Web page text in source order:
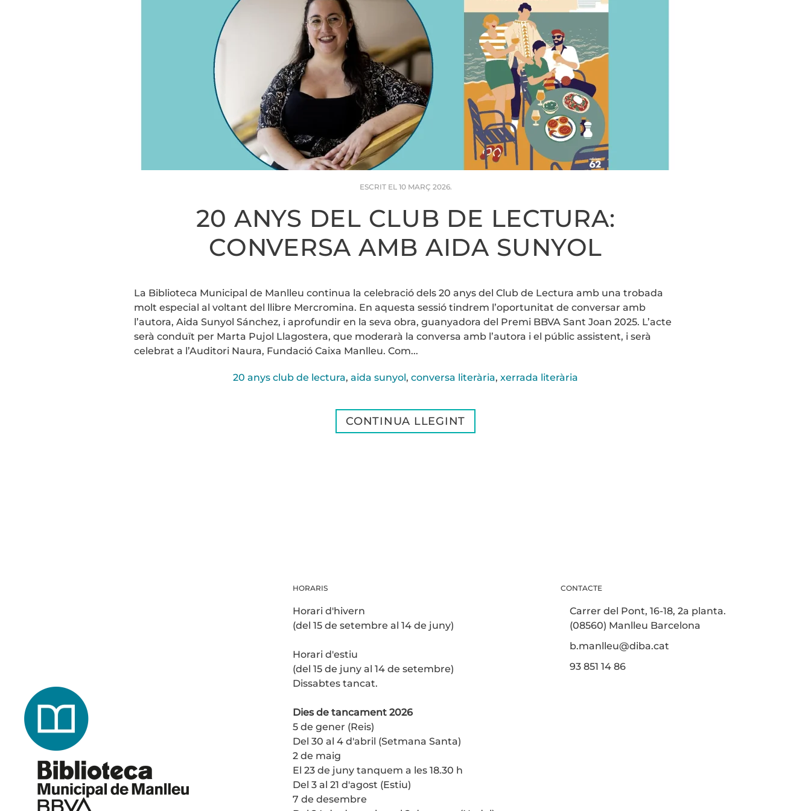
ESCRIT EL 10 MARÇ 2026.
20 ANYS DEL CLUB DE LECTURA:
CONVERSA AMB AIDA SUNYOL
La Biblioteca Municipal de Manlleu continua la celebració dels 20 anys del Club de Lectura amb una trobada
molt especial al voltant del llibre Mercromina. En aquesta sessió tindrem l’oportunitat de conversar amb
l’autora, Aida Sunyol Sánchez, i aprofundir en la seva obra, guanyadora del Premi BBVA Sant Joan 2025. L’acte
serà conduït per Marta Pujol Llagostera, que moderarà la conversa amb l’autora i el públic assistent, i serà
celebrat a l’Auditori Naura, Fundació Caixa Manlleu. Com...
20 anys club de lectura, aida sunyol, conversa literària, xerrada literària
CONTINUA LLEGINT
HORARIS
Horari d'hivern
(del 15 de setembre al 14 de juny)
Horari d'estiu
(del 15 de juny al 14 de setembre)
Dissabtes tancat.
Dies de tancament 2026
5 de gener (Reis)
Del 30 al 4 d'abril (Setmana Santa)
2 de maig
El 23 de juny tanquem a les 18.30 h
Del 3 al 21 d'agost (Estiu)
7 de desembre
CONTACTE
Carrer del Pont, 16-18, 2a planta.
(08560) Manlleu Barcelona
b.manlleu@diba.cat
93 851 14 86